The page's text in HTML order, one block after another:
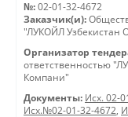
№: 02-01-32-4672
Заказчик(и):
"ЛУКОЙЛ Узбекистан
Организатор
ответственностью
Компани"
Документы: Исх. 02-
Исх.№02-01-32-4672,